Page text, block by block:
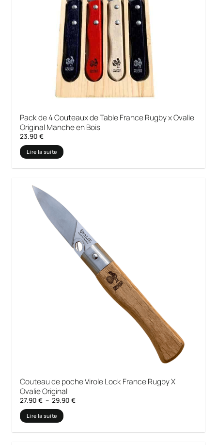
Pack de 4 Couteaux de Table France Rugby x Ovalie
Original Manche en Bois
23.90€
Lire la suite
Couteau de poche Virole Lock France Rugby X
Ovalie Original
27.90€ – 29.90€Plage
29.90 €
Lire la suite